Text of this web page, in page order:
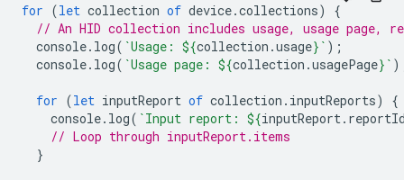
for (let collection of device.collections)
{
// An HID collection includes usage, usage page,
console. log( `Usage: ${collection .usage} ` );
console. log( `Usage page: ${collection .usagePage} `
for (let inputReport of collection . inputReports)
{
console. log( `Input report: ${inputReport.
// Loop through inputReport.items
}